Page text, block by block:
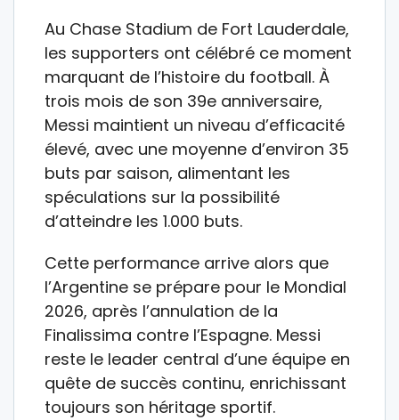
Au Chase Stadium de Fort Lauderdale,
les supporters ont célébré ce moment
marquant de l’histoire du football. À
trois mois de son 39e anniversaire,
Messi maintient un niveau d’efficacité
élevé, avec une moyenne d’environ 35
buts par saison, alimentant les
spéculations sur la possibilité
d’atteindre les 1.000 buts.
Cette performance arrive alors que
l’Argentine se prépare pour le Mondial
2026, après l’annulation de la
Finalissima contre l’Espagne. Messi
reste le leader central d’une équipe en
quête de succès continu, enrichissant
toujours son héritage sportif.